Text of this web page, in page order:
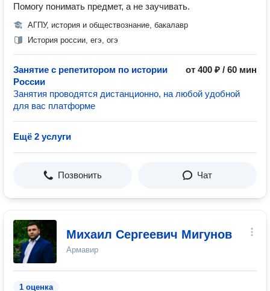
Помогу понимать предмет, а не заучивать.
АГПУ, история и обществознание, бакалавр
История россии, егэ, огэ
Занятие с репетитором по истории
России
от 400 ₽ / 60 мин
Занятия проводятся дистанционно, на любой удобной
для вас платформе
Ещё 2 услуги
Позвонить Чат
Михаил Сергеевич Мигунов
Армавир
1 оценка